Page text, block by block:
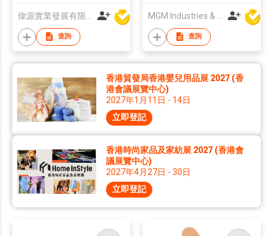
查詢 查詢
香港貿發局香港嬰兒用品展 2027 (香
港會議展覽中心)
2027年1月11日 - 14日
立即登記
香港時尚家品及家紡展 2027 (香港會
議展覽中心)
2027年4月27日 - 30日
立即登記